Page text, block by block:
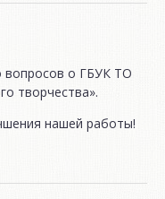
вопросов о ГБУК ТО
творчества».
нашей работы!